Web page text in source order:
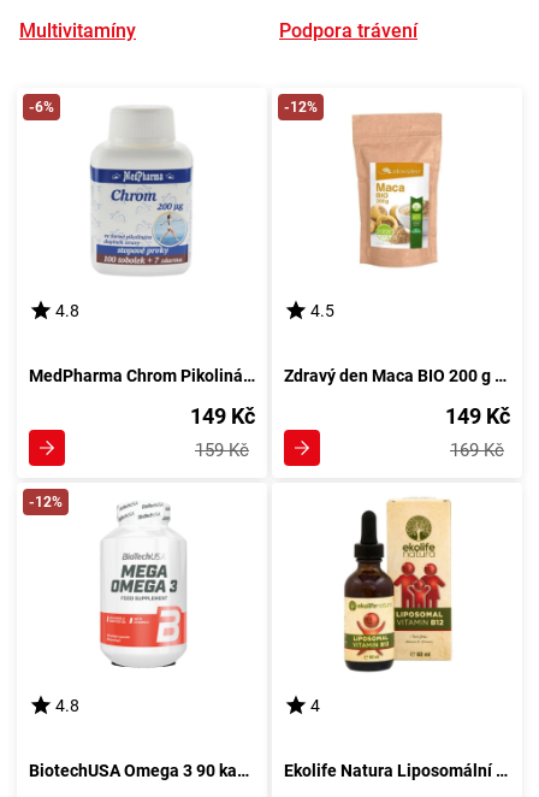
Multivitamíny Podpora trávení
-6%
4.8
MedPharma Chrom Pikolinát 200µg 107 tablet
149 Kč
159 Kč
-12%
4.5
Zdravý den Maca BIO 200 g bez příchutě
149 Kč
169 Kč
-12%
4.8
BiotechUSA Omega 3 90 kapslí
4
Ekolife Natura Liposomální Vitamin B12 60ml s příchutí vanilky a meruňky